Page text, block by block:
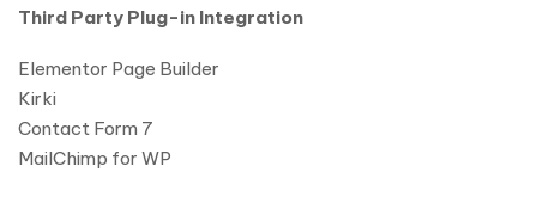
Third Party Plug-in Integration
Elementor Page Builder
Kirki
Contact Form 7
MailChimp for WP